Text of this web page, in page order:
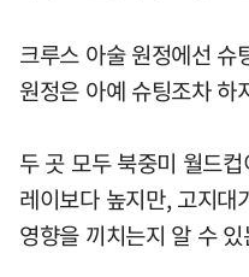
크루스 아술 원정에선
원정은 아예 슈팅조차 하
두 곳 모두 북중미 월드
레이보다 높지만, 고지대
영향을 끼치는지 알 수